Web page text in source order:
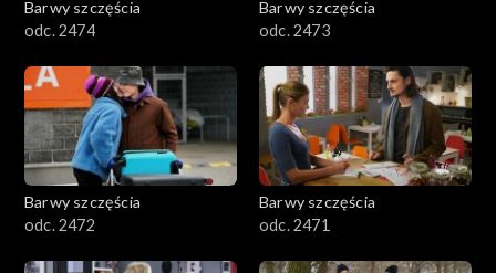
Barwy szczęścia
odc. 2474
Barwy szczęścia
odc. 2473
Barwy szczęścia
odc. 2472
Barwy szczęścia
odc. 2471